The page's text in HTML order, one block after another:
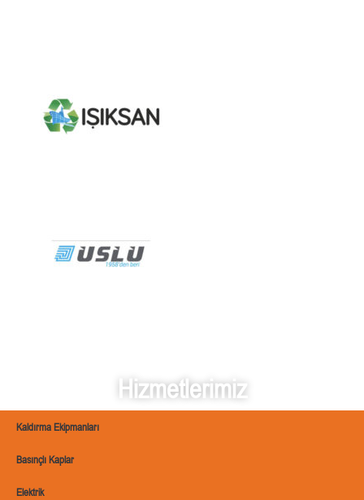
Hizmetlerimiz
Kaldırma Ekipmanları
Basınçlı Kaplar
Elektrik